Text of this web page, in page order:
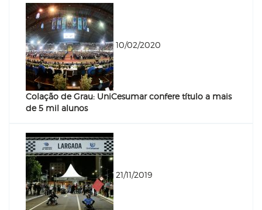
10/02/2020
Colação de Grau: UniCesumar confere título a mais
de 5 mil alunos
21/11/2019